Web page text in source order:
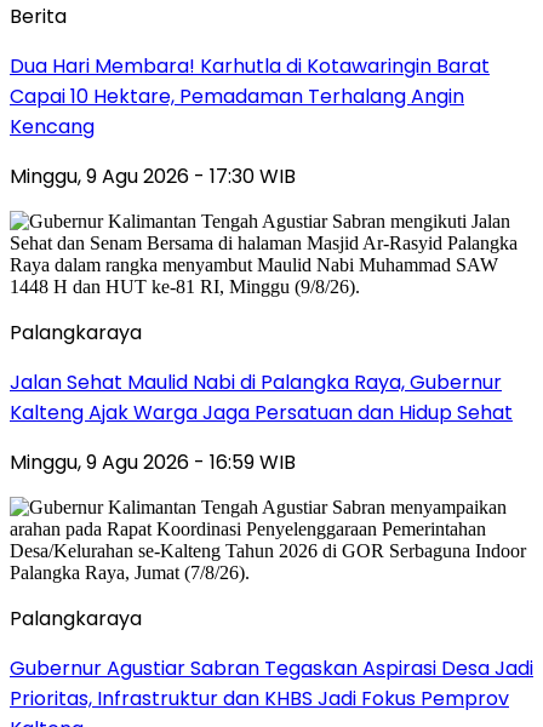
Berita
Dua Hari Membara! Karhutla di Kotawaringin Barat
Capai 10 Hektare, Pemadaman Terhalang Angin
Kencang
Minggu, 9 Agu 2026 - 17:30 WIB
Palangkaraya
Jalan Sehat Maulid Nabi di Palangka Raya, Gubernur
Kalteng Ajak Warga Jaga Persatuan dan Hidup Sehat
Minggu, 9 Agu 2026 - 16:59 WIB
Palangkaraya
Gubernur Agustiar Sabran Tegaskan Aspirasi Desa Jadi
Prioritas, Infrastruktur dan KHBS Jadi Fokus Pemprov